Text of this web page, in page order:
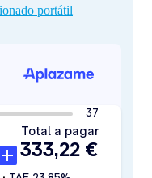
portátil